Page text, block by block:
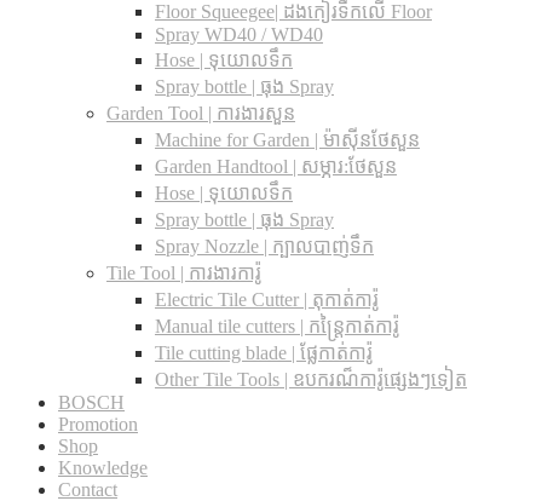
Floor Squeegee| ដងកៀរទឺកលើ Floor
Spray WD40 / WD40
Hose | ទុយោលទឹក
Spray bottle | ធុង Spray
Garden Tool | ការងារសួន
Machine for Garden | ម៉ាស៊ីនថែសួន
Garden Handtool | សម្ភារ:ថែសួន
Hose | ទុយោលទឹក
Spray bottle | ធុង Spray
Spray Nozzle | ក្បាលបាញ់ទឹក
Tile Tool | ការងារការ៉ូ
Electric Tile Cutter | តុកាត់ការ៉ូ
Manual tile cutters | កន្ត្រៃកាត់ការ៉ូ
Tile cutting blade | ផ្លែកាត់ការ៉ូ
Other Tile Tools | ឧបករណ៏ការ៉ូផ្សេងៗទៀត
BOSCH
Promotion
Shop
Knowledge
Contact